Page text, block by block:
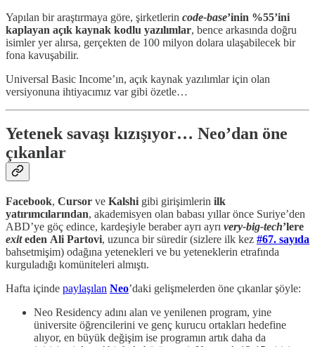
Yapılan bir araştırmaya göre, şirketlerin code-base’inin %55’ini
kaplayan açık kaynak kodlu yazılımlar, bence arkasında doğru
isimler yer alırsa, gerçekten de 100 milyon dolara ulaşabilecek bir
fona kavuşabilir.
Universal Basic Income’ın, açık kaynak yazılımlar için olan
versiyonuna ihtiyacımız var gibi özetle…
Yetenek savaşı kızışıyor… Neo’dan öne
çıkanlar
Facebook, Cursor ve Kalshi gibi girişimlerin ilk
yatırımcılarından, akademisyen olan babası yıllar önce Suriye’den
ABD’ye göç edince, kardeşiyle beraber ayrı ayrı very-big-tech’lere
exiteden Ali Partovi, uzunca bir süredir (sizlere ilk kez #67. sayıda
bahsetmişim) odağına yetenekleri ve bu yeteneklerin etrafında
kurguladığı komüniteleri almıştı.
Hafta içinde paylaşılan Neo’daki gelişmelerden öne çıkanlar şöyle:
Neo Residency adını alan ve yenilenen program, yine
üniversite öğrencilerini ve genç kurucu ortakları hedefine
alıyor, en büyük değişim ise programın artık daha da